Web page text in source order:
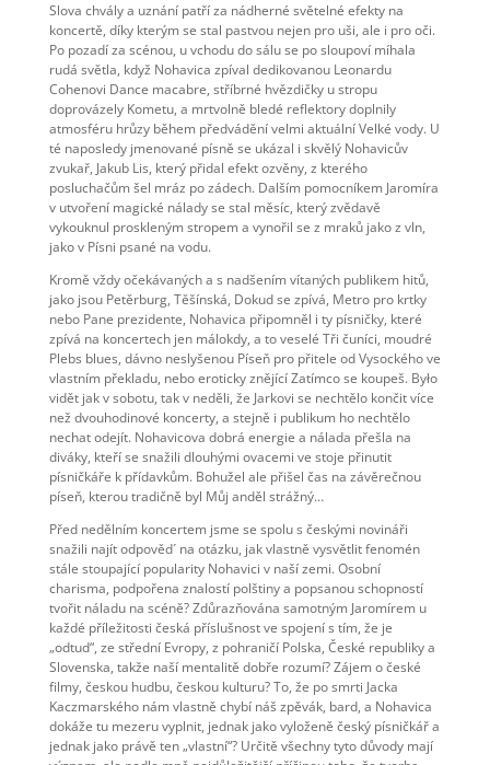
Slova chvály a uznání patří za nádherné světelné efekty na
koncertě, díky kterým se stal pastvou nejen pro uši, ale i pro oči.
Po pozadí za scénou, u vchodu do sálu se po sloupoví míhala
rudá světla, když Nohavica zpíval dedikovanou Leonardu
Cohenovi Dance macabre, stříbrné hvězdičky u stropu
doprovázely Kometu, a mrtvolně bledé reflektory doplnily
atmosféru hrůzy během předvádění velmi aktuální Velké vody. U
té naposledy jmenované písně se ukázal i skvělý Nohavicův
zvukař, Jakub Lis, který přidal efekt ozvěny, z kterého
posluchačům šel mráz po zádech. Dalším pomocníkem Jaromíra
v utvoření magické nálady se stal měsíc, který zvědavě
vykouknul proskleným stropem a vynořil se z mraků jako z vln,
jako v Písni psané na vodu.
Kromě vždy očekávaných a s nadšením vítaných publikem hitů,
jako jsou Petěrburg, Těšínská, Dokud se zpívá, Metro pro krtky
nebo Pane prezidente, Nohavica připomněl i ty písničky, které
zpívá na koncertech jen málokdy, a to veselé Tři čuníci, moudré
Plebs blues, dávno neslyšenou Píseň pro přitele od Vysockého ve
vlastním překladu, nebo eroticky znějící Zatímco se koupeš. Było
vidět jak v sobotu, tak v neděli, že Jarkovi se nechtělo končit více
než dvouhodinové koncerty, a stejně i publikum ho nechtělo
nechat odejít. Nohavicova dobrá energie a nálada přešla na
diváky, kteří se snažili dlouhými ovacemi ve stoje přinutit
písničkáře k přídavkům. Bohužel ale přišel čas na závěrečnou
píseň, kterou tradičně byl Můj anděl strážný…
Před nedělním koncertem jsme se spolu s českými novináři
snažili najít odpověd´ na otázku, jak vlastně vysvětlit fenomén
stále stoupající popularity Nohavici v naší zemi. Osobní
charisma, podpořena znalostí polštiny a popsanou schopností
tvořit náladu na scéně? Zdůrazňována samotným Jaromírem u
každé příležitosti česká příslušnost ve spojení s tím, že je
„odtud“, ze střední Evropy, z pohraničí Polska, České republiky a
Slovenska, takže naší mentalitě dobře rozumí? Zájem o české
filmy, českou hudbu, českou kulturu? To, že po smrti Jacka
Kaczmarského nám vlastně chybí náš zpěvák, bard, a Nohavica
dokáže tu mezeru vyplnit, jednak jako vyloženě český písničkář a
jednak jako právě ten „vlastní“? Určitě všechny tyto důvody mají